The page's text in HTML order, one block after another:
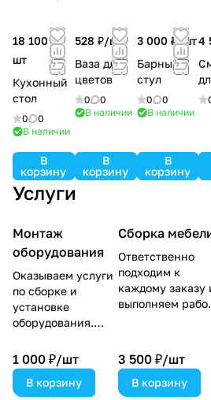
18 100 ₽/
шт
Кухонный
стол
0
0
В наличии
В
корзину
528 ₽/шт
Ваза для
цветов
0
0
В наличии
В
корзину
3 000 ₽/шт
Барный
стул
0
0
В наличии
В
корзину
4
Услуги
Монтаж
оборудования
Оказываем услуги
по сборке и
установке
оборудования.
в день обращения
или обговариваем
удобное время.
1 000 ₽/шт
В корзину
Сборка
Ответственно
подходим к
каждому заказу
выполняем
работ проводим
уборку, и вы
3 500 ₽/шт
В корзину